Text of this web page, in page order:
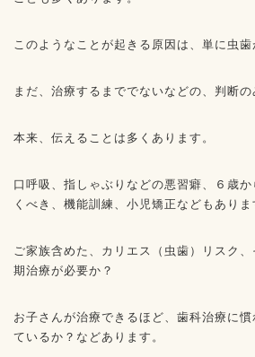
このようなことが起きる原因は、単に虫歯
まだ、治療するまででないなどの、判断の
本来、伝えることは多くあります。
口呼吸、指しゃぶりなどの悪習癖、６歳
くべき、機能訓練、小児矯正などもありま
ご家族含めた、カリエス（虫歯）リスク
期治療が必要か？
お子さんが治療できるほど、歯科治療に
ているか？などあります。